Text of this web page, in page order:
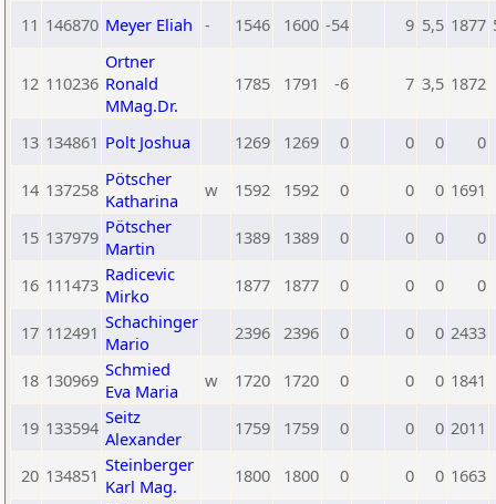
11 146870 Meyer Eliah - 1546 1600 -54 9 5,5 1877
12 110236
Ortner
Ronald
MMag.Dr.
1785 1791 -6 7 3,5 1872
13 134861 Polt Joshua 1269 1269 0 0 0 0
14 137258 Pötscher
Katharina
w 1592 1592 0 0 0 1691
15 137979 Pötscher
Martin
1389 1389 0 0 0 0
16 111473 Radicevic
Mirko
1877 1877 0 0 0 0
17 112491 Schachinger
Mario
2396 2396 0 0 0 2433
18 130969 Schmied
Eva Maria
w 1720 1720 0 0 0 1841
19 133594 Seitz
Alexander
1759 1759 0 0 0 2011
20 134851 Steinberger
Karl Mag.
1800 1800 0 0 0 1663